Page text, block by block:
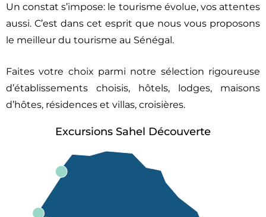
Un constat s’impose: le tourisme évolue, vos attentes
aussi. C’est dans cet esprit que nous vous proposons
le meilleur du tourisme au Sénégal.
Faites votre choix parmi notre sélection rigoureuse
d’établissements choisis, hôtels, lodges, maisons
d’hôtes, résidences et villas, croisières.
Excursions Sahel Découverte